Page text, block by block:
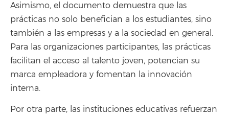
Asimismo, el documento demuestra que las
prácticas no solo benefician a los estudiantes, sino
también a las empresas y a la sociedad en general.
Para las organizaciones participantes, las prácticas
facilitan el acceso al talento joven, potencian su
marca empleadora y fomentan la innovación
interna.
Por otra parte, las instituciones educativas refuerzan